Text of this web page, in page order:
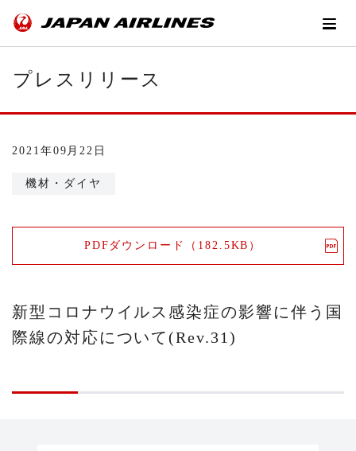
プレスリリース
2021年09月22日
機材・ダイヤ
PDFダウンロード（182.5KB）
新型コロナウイルス感染症の影響に伴う国
際線の対応について(Rev.31)